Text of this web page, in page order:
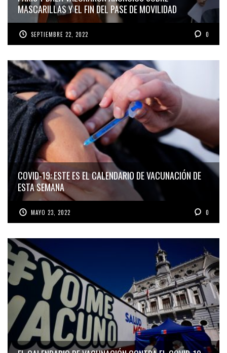
MASCARILLAS Y EL FIN DEL PASE DE MOVILIDAD
SEPTIEMBRE 22, 2022 0
COVID-19: ESTE ES EL CALENDARIO DE VACUNACIÓN DE
ESTA SEMANA
MAYO 23, 2022 0